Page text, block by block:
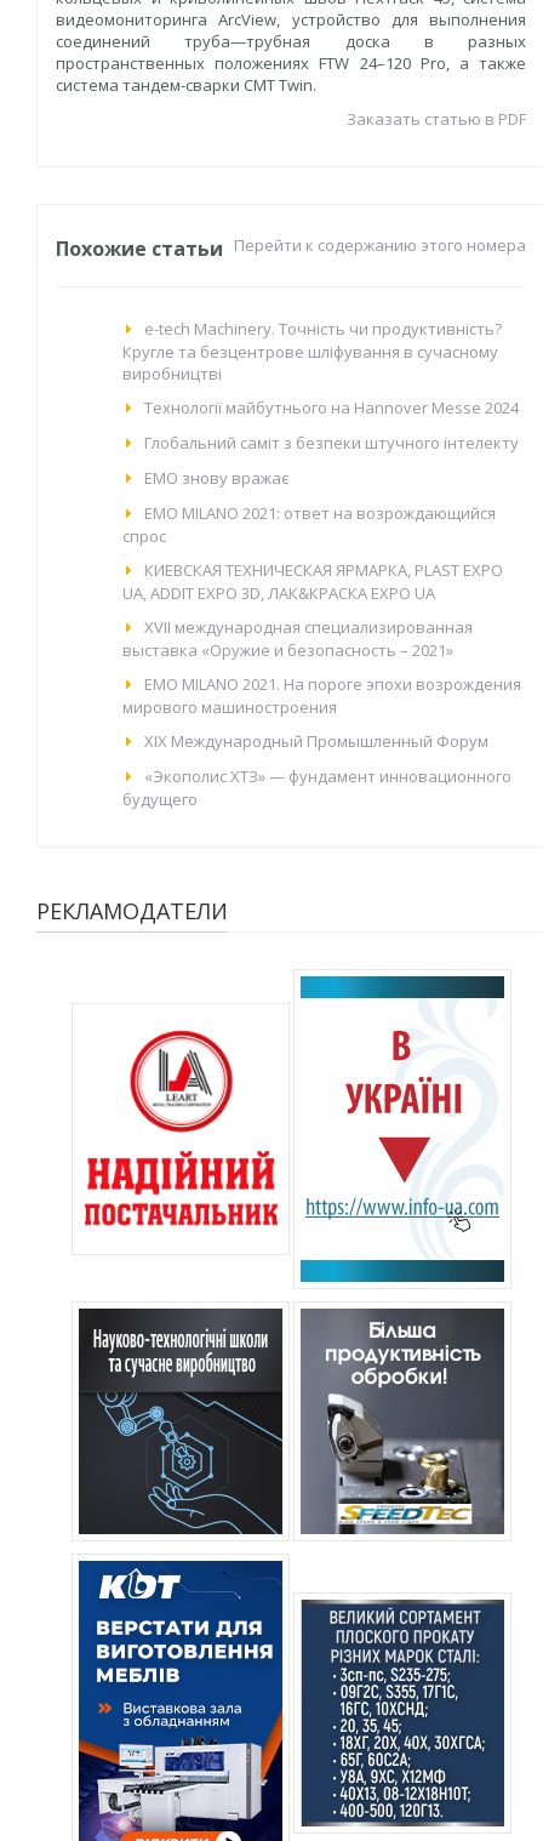
видеомониторинга ArcView, устройство для выполнения
соединений труба—трубная доска в разных
пространственных положениях FTW 24–120 Pro, а также
система тандем-сварки CMT Twin.
Заказать статью в PDF
Похожие статьи Перейти к содержанию этого номера
e-tech Machinery. Точність чи продуктивність?
Кругле та безцентрове шліфування в сучасному
виробництві
Технології майбутнього на Hannover Messe 2024
Глобальний саміт з безпеки штучного інтелекту
EMO знову вражає
EMO MILANO 2021: ответ на возрождающийся
спрос
КИЕВСКАЯ ТЕХНИЧЕСКАЯ ЯРМАРКА, PLAST EXPO
UA, ADDIT EXPO 3D, ЛАК&КРАСКА EXPO UA
XVII международная специализированная
выставка «Оружие и безопасность – 2021»
EMO MILANO 2021. На пороге эпохи возрождения
мирового машиностроения
XIX Международный Промышленный Форум
«Экополис ХТЗ» — фундамент инновационного
будущего
РЕКЛАМОДАТЕЛИ